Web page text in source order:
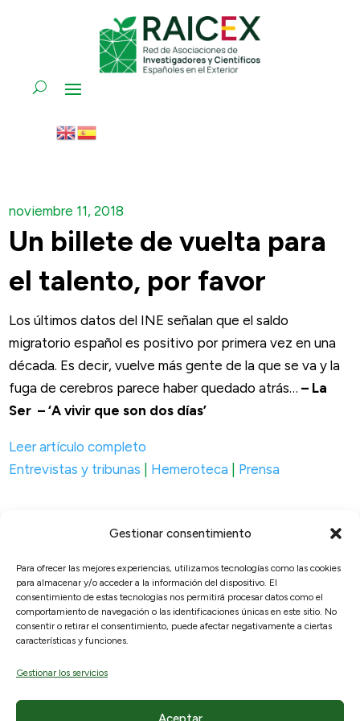
Gestionar consentimiento
Para ofrecer las mejores experiencias, utilizamos tecnologías como las cookies
para almacenar y/o acceder a la información del dispositivo. El
consentimiento de estas tecnologías nos permitirá procesar datos como el
comportamiento de navegación o las identificaciones únicas en este sitio. No
consentir o retirar el consentimiento, puede afectar negativamente a ciertas
características y funciones.
Gestionar los servicios
noviembre 11, 2018
Un billete de vuelta para
el talento, por favor
Los últimos datos del INE señalan que el saldo
migratorio español es positivo por primera vez en una
década. Es decir, vuelve más gente de la que se va y la
fuga de cerebros parece haber quedado atrás…– La
Ser – ‘A vivir que son dos días’
Leer artículo completo
Entrevistas y tribunas
Hemeroteca Prensa
© 2026, RAICEX, Madrid, España.
Enlaces útiles
Política de cookies